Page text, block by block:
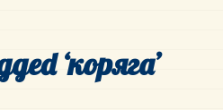
‘коряга’